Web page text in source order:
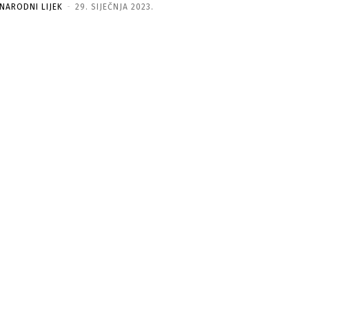
NARODNI LIJEK - 29. SIJEČNJA 2023.